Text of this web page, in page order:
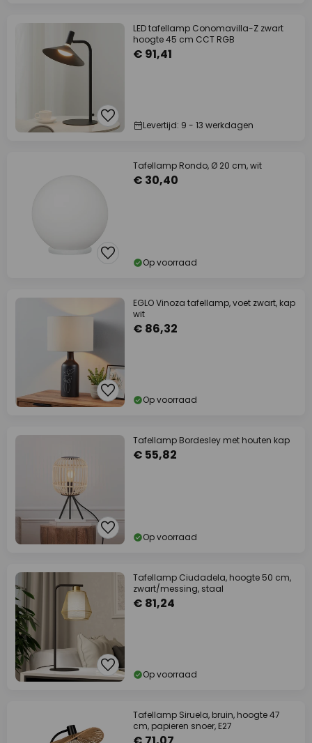
LED tafellamp Conomavilla-Z zwart
hoogte 45 cm CCT RGB
€ 91,41
Levertijd: 9 - 13 werkdagen
Tafellamp Rondo, Ø 20 cm, wit
€ 30,40
Op voorraad
EGLO Vinoza tafellamp, voet zwart, kap
wit
€ 86,32
Op voorraad
Tafellamp Bordesley met houten kap
€ 55,82
Op voorraad
Tafellamp Ciudadela, hoogte 50 cm,
zwart/messing, staal
€ 81,24
Op voorraad
Tafellamp Siruela, bruin, hoogte 47
cm, papieren snoer, E27